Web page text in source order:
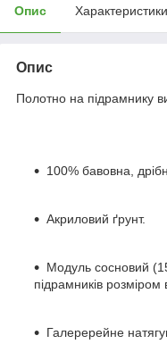
Опис Характеристики
Опис
Полотно на підрамнику
100% бавовна,
Акриловий ґрунт.
Модуль сосновий
підрамників розміром
Галеререйне